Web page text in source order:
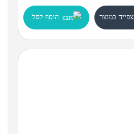
צפייה במוצר הוסף לסל